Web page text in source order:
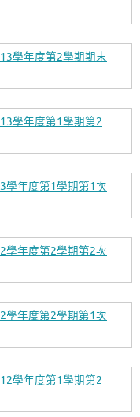
學年度第2學期期末
學年度第1學期第2
學年度第1學期第1次
學年度第2學期第2次
學年度第2學期第1次
學年度第1學期第2